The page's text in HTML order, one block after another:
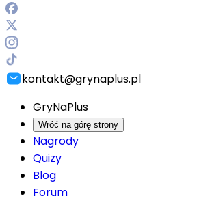
kontakt@grynaplus.pl
GryNaPlus
Wróć na górę strony
Nagrody
Quizy
Blog
Forum